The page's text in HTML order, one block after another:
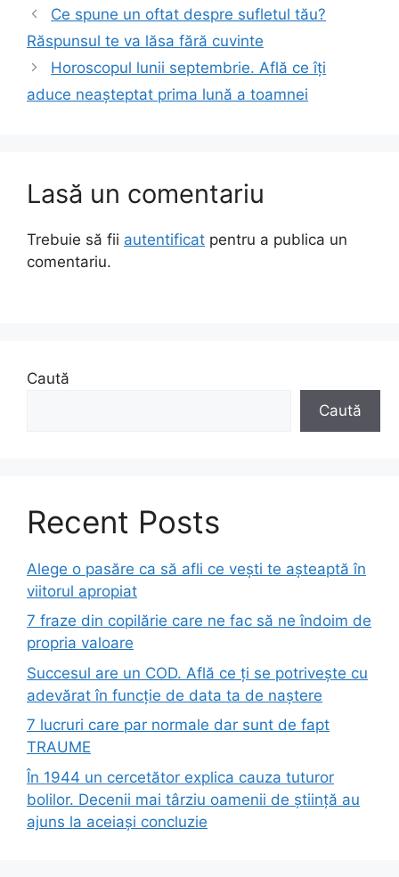
Ce spune un oftat despre sufletul tău?
Răspunsul te va lăsa fără cuvinte
Horoscopul lunii septembrie. Află ce îți
aduce neașteptat prima lună a toamnei
Lasă un comentariu
Trebuie să fii autentificat pentru a publica un
comentariu.
Caută
Caută
Recent Posts
Alege o pasăre ca să afli ce vești te așteaptă în
viitorul apropiat
7 fraze din copilărie care ne fac să ne îndoim de
propria valoare
Succesul are un COD. Află ce ți se potrivește cu
adevărat în funcție de data ta de naștere
7 lucruri care par normale dar sunt de fapt
TRAUME
În 1944 un cercetător explica cauza tuturor
bolilor. Decenii mai târziu oamenii de știință au
ajuns la aceiași concluzie